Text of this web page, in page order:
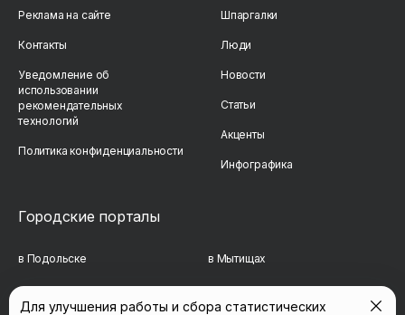
Реклама на сайте
Контакты
Уведомление об
использовании
рекомендательных
технологий
Политика конфиденциальности
Шпаргалки
Люди
Новости
Статьи
Акценты
Инфографика
Городские порталы
в Подольске в Мытищах
Для улучшения работы и сбора статистических